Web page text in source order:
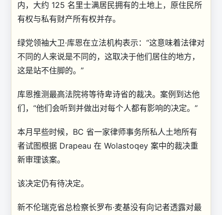
内，大约 125 名里士满居民拥有的土地上，原住民所
有权与私有财产所有权并存。
绿党领袖大卫·库恩在立法机构表示：“这意味着法律对
不同的人来说是不同的，这取决于他们居住的地方，
这是站不住脚的。”
库恩推测最高法院将等待卑诗省的裁决。案例到达他
们，“他们会听到并做出对每个人都有影响的决定。”
本月早些时候，BC 省一家律师事务所私人土地所有
者试图根据 Drapeau 在 Wolastoqey 案中的裁决重
新审理该案。
该决定仍有待决定。
新不伦瑞克省总检察长罗布·麦基没有向记者透露对最